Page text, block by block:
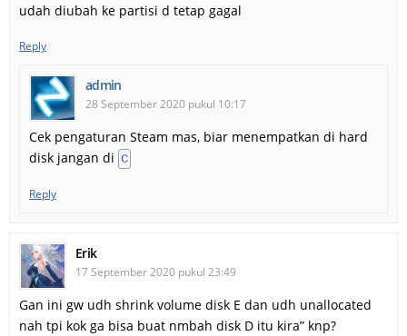
udah diubah ke partisi d tetap gagal
Reply
admin
28 September 2020 pukul 10:17
Cek pengaturan Steam mas, biar menempatkan di hard
disk jangan di C
Reply
Erik
17 September 2020 pukul 23:49
Gan ini gw udh shrink volume disk E dan udh unallocated
nah tpi kok ga bisa buat nmbah disk D itu kira” knp?